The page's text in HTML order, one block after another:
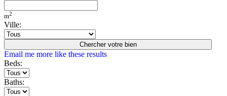
m2
Ville:
Chercher votre bien
Email me more like these results
Beds:
Baths: